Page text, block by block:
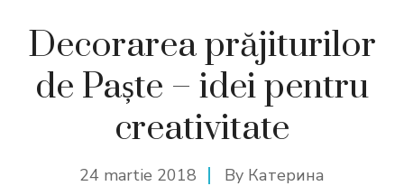
Decorarea prăjiturilor
de Paște – idei pentru
creativitate
24 martie 2018 By Катерина